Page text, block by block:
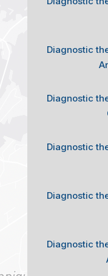
Diagnostic
Diagnostic
Diagnostic
Diagnostic
Diagnostic